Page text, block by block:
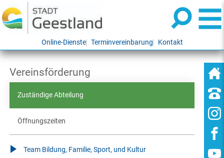
Online-Dienste Terminvereinbarung Kontakt
Vereinsförderung
Zuständige Abteilung
Öffnungszeiten
Team Bildung, Familie, Sport, und Kultur